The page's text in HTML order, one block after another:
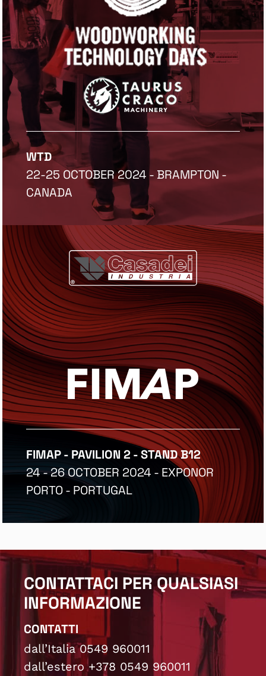
WTD
22-25 OCTOBER 2024 - BRAMPTON -
CANADA
FIMAP - PAVILION 2 - STAND B12
24 - 26 OCTOBER 2024 - EXPONOR
PORTO - PORTUGAL
CONTATTACI PER QUALSIASI
INFORMAZIONE
CONTATTI
dall’Italia 0549 960011
dall’estero +378 0549 960011